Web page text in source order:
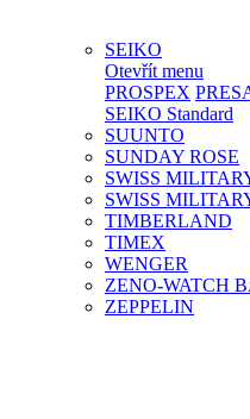
SEIKO
Otevřít menu
PROSPEX
SEIKO Standard
SUUNTO
SUNDAY ROSE
SWISS
SWISS
TIMBERLAND
TIMEX
WENGER
ZENO-WATCH
ZEPPELIN